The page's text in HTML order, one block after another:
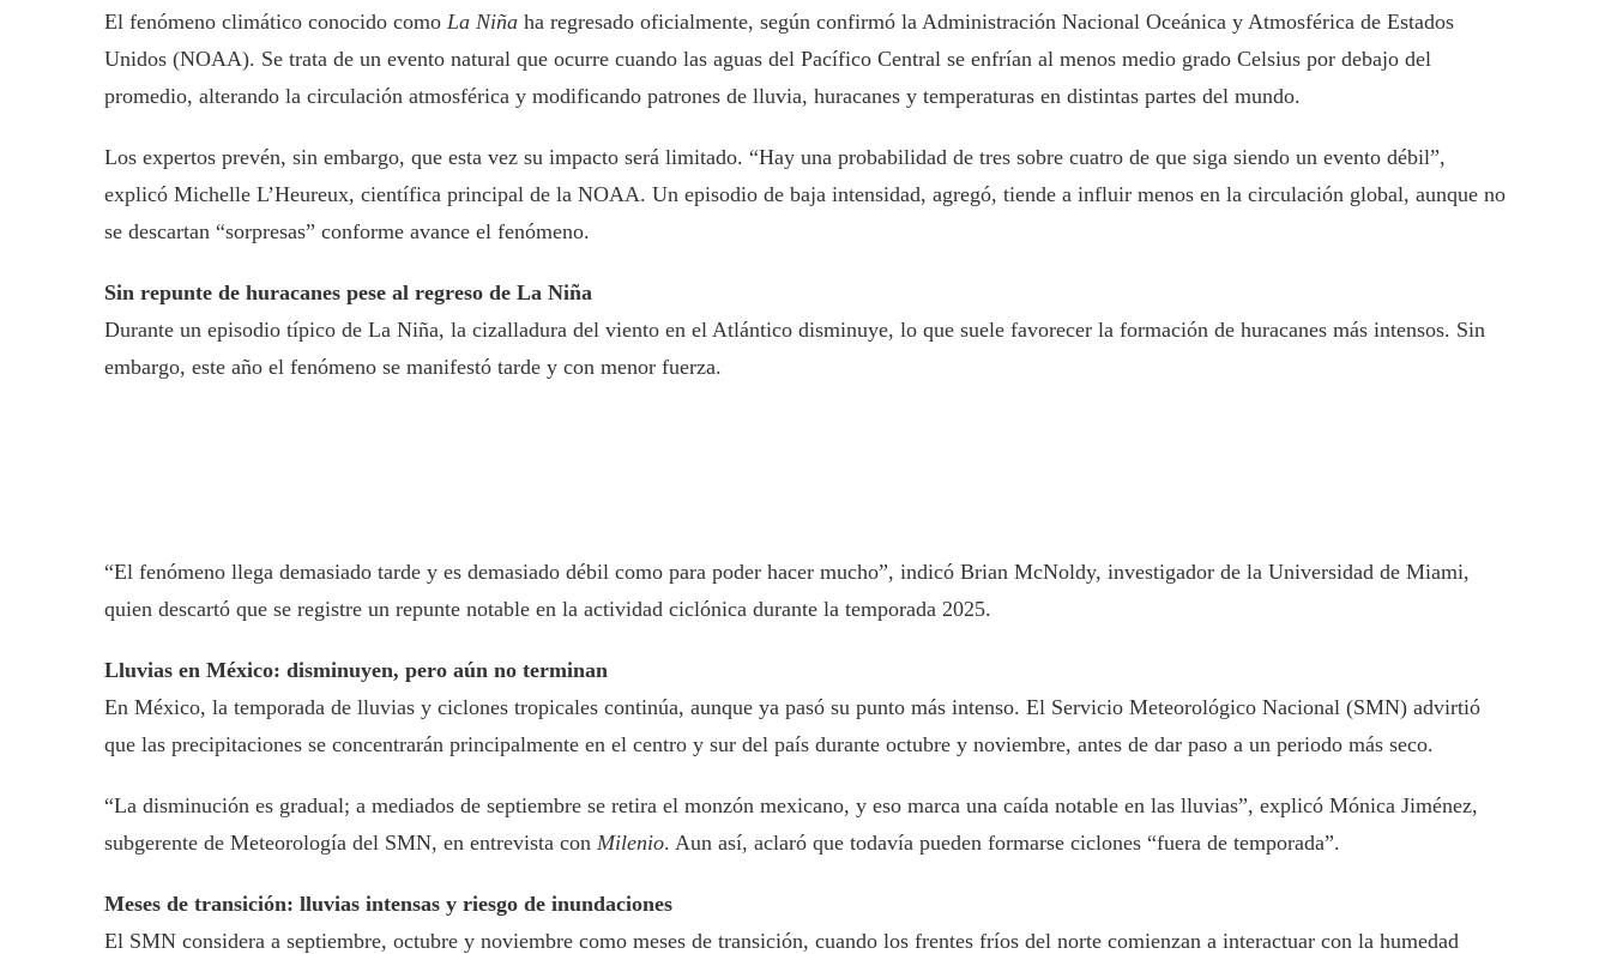
El fenómeno climático conocido como La Niña ha regresado oficialmente, según confirmó la Administración Nacional Oceánica y Atmosférica de Estados
Unidos (NOAA). Se trata de un evento natural que ocurre cuando las aguas del Pacífico Central se enfrían al menos medio grado Celsius por debajo del
promedio, alterando la circulación atmosférica y modificando patrones de lluvia, huracanes y temperaturas en distintas partes del mundo.
Los expertos prevén, sin embargo, que esta vez su impacto será limitado. “Hay una probabilidad de tres sobre cuatro de que siga siendo un evento débil”,
explicó Michelle L’Heureux, científica principal de la NOAA. Un episodio de baja intensidad, agregó, tiende a influir menos en la circulación global, aunque no
se descartan “sorpresas” conforme avance el fenómeno.
Sin repunte de huracanes pese al regreso de La Niña
Durante un episodio típico de La Niña, la cizalladura del viento en el Atlántico disminuye, lo que suele favorecer la formación de huracanes más intensos. Sin
embargo, este año el fenómeno se manifestó tarde y con menor fuerza.
“El fenómeno llega demasiado tarde y es demasiado débil como para poder hacer mucho”, indicó Brian McNoldy, investigador de la Universidad de Miami,
quien descartó que se registre un repunte notable en la actividad ciclónica durante la temporada 2025.
Lluvias en México: disminuyen, pero aún no terminan
En México, la temporada de lluvias y ciclones tropicales continúa, aunque ya pasó su punto más intenso. El Servicio Meteorológico Nacional (SMN) advirtió
que las precipitaciones se concentrarán principalmente en el centro y sur del país durante octubre y noviembre, antes de dar paso a un periodo más seco.
“La disminución es gradual; a mediados de septiembre se retira el monzón mexicano, y eso marca una caída notable en las lluvias”, explicó Mónica Jiménez,
subgerente de Meteorología del SMN, en entrevista con Milenio. Aun así, aclaró que todavía pueden formarse ciclones “fuera de temporada”.
Meses de transición: lluvias intensas y riesgo de inundaciones
El SMN considera a septiembre, octubre y noviembre como meses de transición, cuando los frentes fríos del norte comienzan a interactuar con la humedad